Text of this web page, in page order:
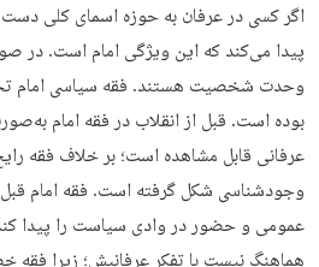
اگر کسی در عرفان به حوزه اسمای کلی
پیدا می‌کند که این ویژگی امام است. در
وحدت شخصیت هستند. فقه سیاسی امام
بوده است. قبل از انقلاب در فقه امام
عرفانی قابل مشاهده است؛ بر خلاف فقه
وجودشناسی شکل گرفته است. فقه امام قبل
عمومی و حضور در وادی سیاست را پیدا کند